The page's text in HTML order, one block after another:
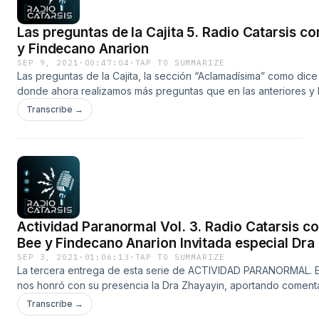
Las preguntas de la Cajita 5. Radio Catarsis
y Findecano Anarion
SEP 9, 2021 · 00:47:04 · TAP TO SUMMARIZE
Las preguntas de la Cajita, la sección “Aclamadísima” como
donde ahora realizamos más preguntas que en las anteriores y
que salieron fueron algo que no nos esperábamos. Esperamos
diviertan y pasen un rato agradable. Nos gustaría que ustedes
en nuestro grupo de Facebook*
https://www.facebook.com/groups/
*Canal de Telegram* https://t.me/joinchat/QAlEj2upsS4wMTVh
Transcribe →
Actividad Paranormal Vol. 3. Radio Catarsis
Bee y Findecano Anarion Invitada especial Dra
SEP 3, 2021 · 01:06:13 · TAP TO SUMMARIZE
La tercera entrega de esta serie de ACTIVIDAD PARANORMAL.
nos honró con su presencia la Dra Zhayayin, aportando
dejaran fríos, y con un cierre de episodio que ninguno nos
Esperemos les agrade y sobre todo nos sigan compartiendo
Transcribe →